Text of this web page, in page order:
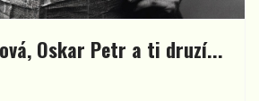
Oskar Petr a ti druzí...